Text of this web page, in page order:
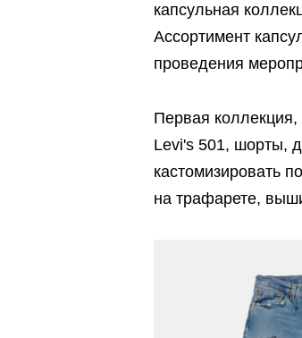
капсульная
Ассортимент
проведения
Первая коллекция,
Levi's 501, шорты,
кастомизировать
на трафарете,